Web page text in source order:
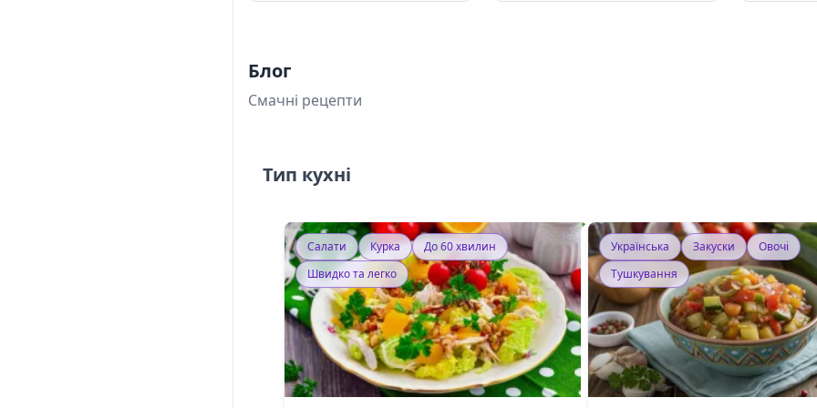
Блог
Смачні рецепти
Тип кухні
Салати Курка
До 60 хвилин
Швидко та легко
Українська Закуски
Овочі
Тушкування